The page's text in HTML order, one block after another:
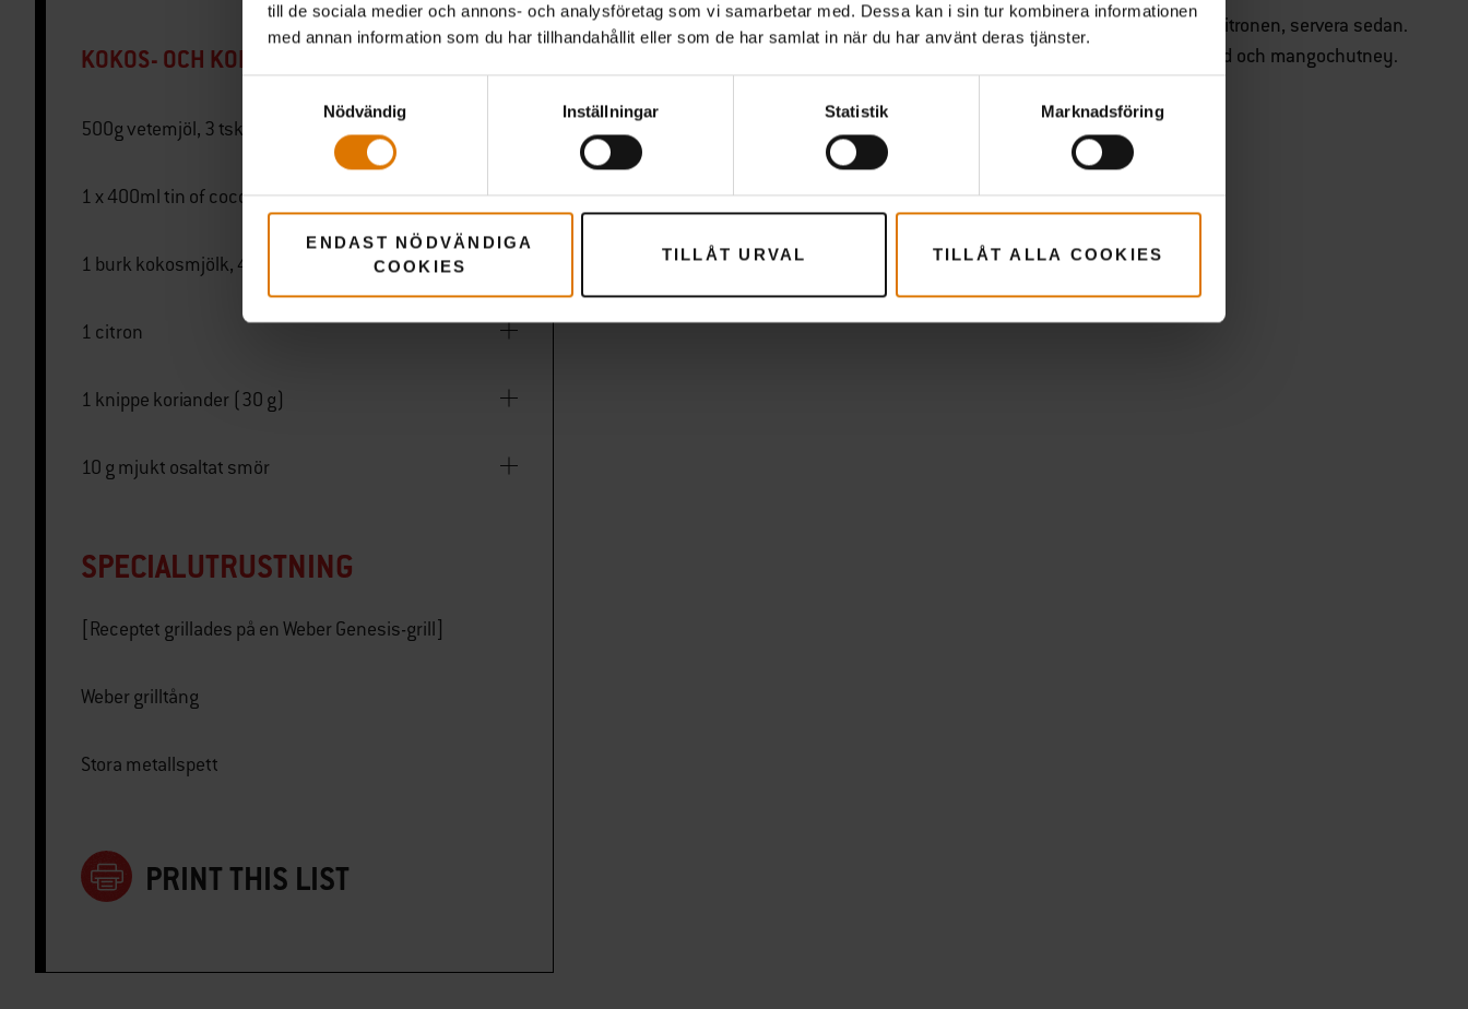
till de sociala medier och annons- och analysföretag som vi samarbetar med. Dessa kan i sin tur kombinera informationen
med annan information som du har tillhandahållit eller som de har samlat in när du har använt deras tjänster.
Nödvändig
Inställningar Statistik Marknadsföring
ENDAST NÖDVÄNDIGA
COOKIES
TILLÅT URVAL TILLÅT ALLA COOKIES
KOKOS- OCH KORIANDERFLATBREAD
500g vetemjöl, 3 tsk bakpulver
1 x 400ml tin of coconut milk
1 burk kokosmjölk, 400 ml
1 citron
1 knippe koriander (30 g)
10 g mjukt osaltat smör
SPECIALUTRUSTNING
[Receptet grillades på en Weber Genesis-grill]
Weber grilltång
Stora metallspett
PRINT THIS LIST
Ta av spetten från grillen och pressa över saften från den återstående citronen, servera sedan.
Gott med färsk koriander, flatbread, en citronfrisk krispig grönsakssallad och mangochutney.